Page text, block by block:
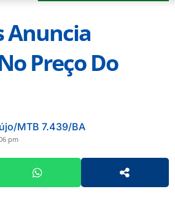
Anuncia
Preço Do
MTB 7.439/BA
pm